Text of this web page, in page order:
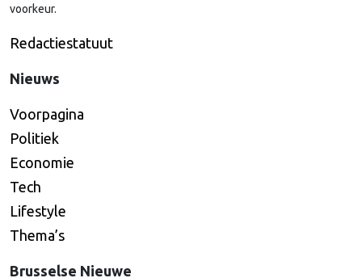
voorkeur.
Redactiestatuut
Nieuws
Voorpagina
Politiek
Economie
Tech
Lifestyle
Thema’s
Brusselse Nieuwe